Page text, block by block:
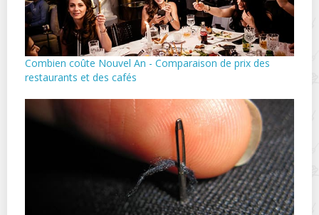
Combien coûte Nouvel An - Comparaison de prix des
restaurants et des cafés